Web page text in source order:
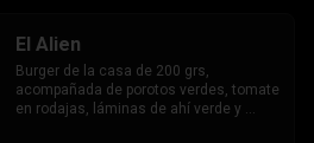
El Alien
Burger de la casa de 200 grs,
acompañada de porotos verdes, tomate
en rodajas, láminas de ahí verde y